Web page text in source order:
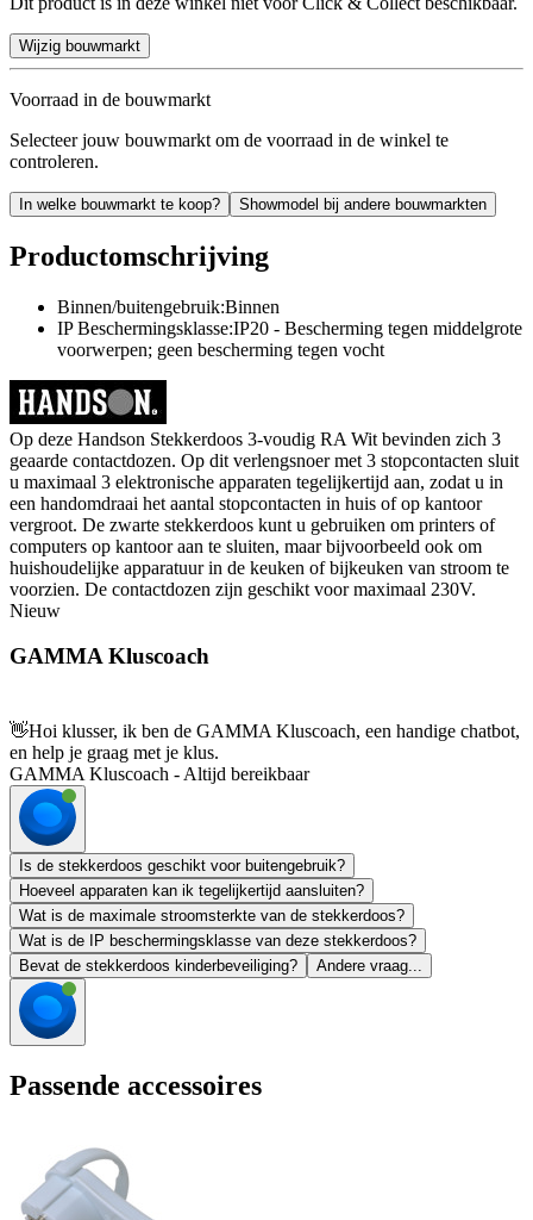
Wijzig bouwmarkt
Voorraad in de bouwmarkt
Selecteer jouw bouwmarkt om de voorraad in de winkel te
controleren.
In welke bouwmarkt te koop? Showmodel bij andere bouwmarkten
Productomschrijving
Binnen/buitengebruik:Binnen
IP Beschermingsklasse:IP20 - Bescherming tegen middelgrote
voorwerpen; geen bescherming tegen vocht
Op deze Handson Stekkerdoos 3-voudig RA Wit bevinden zich 3
geaarde contactdozen. Op dit verlengsnoer met 3 stopcontacten sluit
u maximaal 3 elektronische apparaten tegelijkertijd aan, zodat u in
een handomdraai het aantal stopcontacten in huis of op kantoor
vergroot. De zwarte stekkerdoos kunt u gebruiken om printers of
computers op kantoor aan te sluiten, maar bijvoorbeeld ook om
huishoudelijke apparatuur in de keuken of bijkeuken van stroom te
voorzien. De contactdozen zijn geschikt voor maximaal 230V.
Nieuw
GAMMA Kluscoach
👋Hoi klusser, ik ben de GAMMA Kluscoach, een handige chatbot,
en help je graag met je klus.
GAMMA Kluscoach - Altijd bereikbaar
Is de stekkerdoos geschikt voor buitengebruik?
Hoeveel apparaten kan ik tegelijkertijd aansluiten?
Wat is de maximale stroomsterkte van de stekkerdoos?
Wat is de IP beschermingsklasse van deze stekkerdoos?
Bevat de stekkerdoos kinderbeveiliging?
Andere vraag...
Passende accessoires